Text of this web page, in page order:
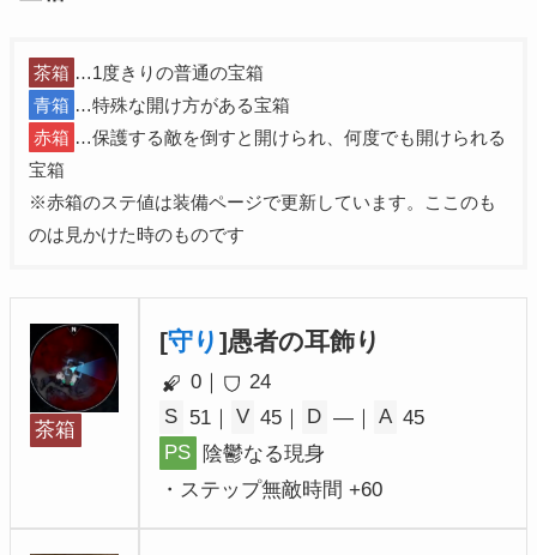
茶箱 …1度きりの普通の宝箱
青箱 …特殊な開け方がある宝箱
赤箱 …保護する敵を倒すと開けられ、何度でも開けられる
宝箱
※赤箱のステ値は装備ページで更新しています。ここのも
のは見かけた時のものです
茶箱
[守り]愚者の耳飾り
0｜
24
S 51｜ V 45｜ D ―｜ A 45
PS
陰鬱なる現身
・ステップ無敵時間 +60